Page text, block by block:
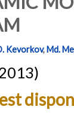
Kevorkov,Md.